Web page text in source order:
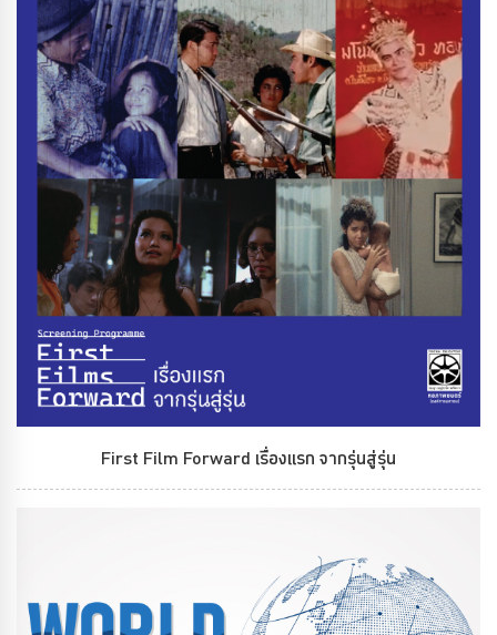
First Film Forward เรื่องแรก จากรุ่นสู่รุ่น